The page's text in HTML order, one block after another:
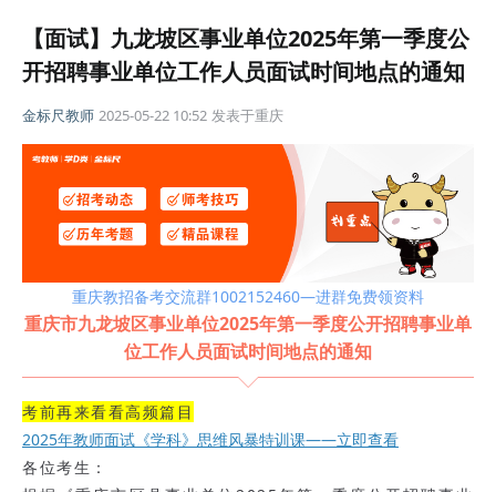
【面试】九龙坡区事业单位2025年第一季度公
开招聘事业单位工作人员面试时间地点的通知
金标尺教师 2025-05-22 10:52 发表于重庆
重庆教招备考交流群1002152460—进群免费领资料
重庆市九龙坡区事业单位2025年第一季度公开招聘事业单
位工作人员面试时间地点的通知
考前再来看看高频篇目
2025年教师面试《学科》思维风暴特训课——立即查看
各位考生：